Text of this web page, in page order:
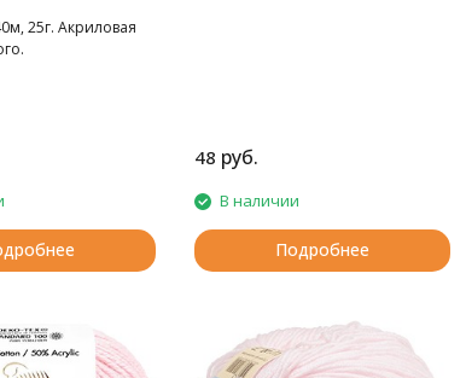
25г. Акриловая
48 руб.
В наличии
Подробнее